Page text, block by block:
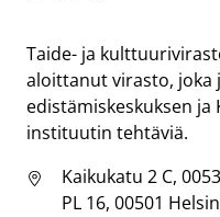
Taide- ja
aloittanut virasto, joka
edistämiskeskuksen ja
instituutin tehtäviä.
Kaikukatu 2 C,
PL 16, 00501